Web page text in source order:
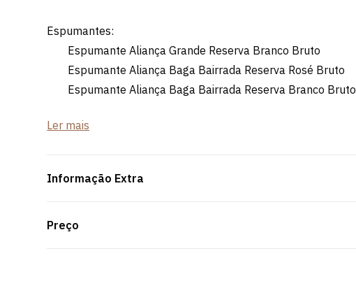
Espumantes:
Espumante Aliança Grande Reserva Branco Bruto
Espumante Aliança Baga Bairrada Reserva Rosé Bruto
Espumante Aliança Baga Bairrada Reserva Branco Bruto
*Mínimo/Máximo de participantes: 2-30 pessoas
Ler mais
Informação Extra
Preço